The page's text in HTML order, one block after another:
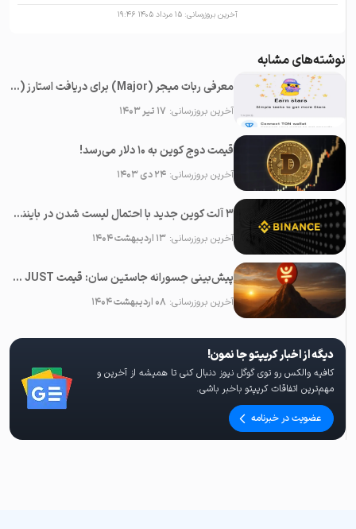
آخرین بروزرسانی: ۱۵ مرداد ۱۴۰۵ ۱۹:۴۶
نوشته‌های مشابه
معرفی ربات میجر (Major) برای دریافت استارز (Stars) رایگان در تلگرام
آخرین بروزرسانی:۱۷ تیر ۱۴۰۳
قیمت دوج کوین به ۱۰ دلار می‌رسد!
آخرین بروزرسانی:۲۴ دی ۱۴۰۳
۳ آلت کوین جدید با احتمال لیست شدن در بایننس در ماه می ۲۰۲۵
آخرین بروزرسانی:۱۳ اردیبهشت ۱۴۰۴
پیش‌بینی جسورانه جاستین سان: قیمت JUST در آینده نزدیک ۱۰۰ برابر خواهد شد!
آخرین بروزرسانی:۰۸ اردیبهشت ۱۴۰۴
دیگه از اخبار کریپتو جا نمون!
کافیه والکس رو توی گوگل نیوز دنبال کنی تا همیشه از آخرین و
مهم‌ترین اتفاقات کریپتو باخبر باشی.
عضویت در خبرنامه